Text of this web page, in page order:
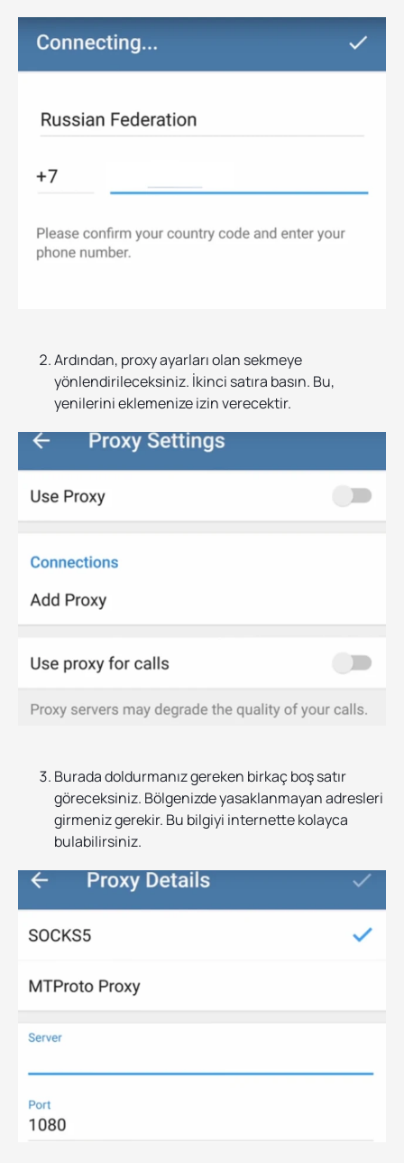
Ardından, proxy ayarları olan sekmeye
yönlendirileceksiniz. İkinci satıra basın. Bu,
yenilerini eklemenize izin verecektir.
Burada doldurmanız gereken birkaç boş satır
göreceksiniz. Bölgenizde yasaklanmayan adresleri
girmeniz gerekir. Bu bilgiyi internette kolayca
bulabilirsiniz.